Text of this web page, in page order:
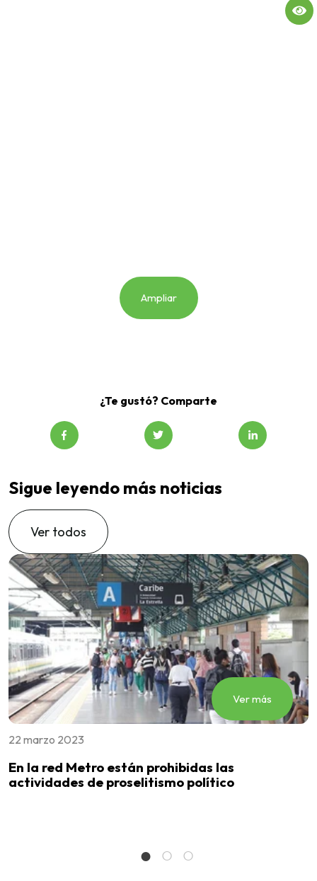
Ampliar
¿Te gustó? Comparte
Sigue leyendo más noticias
Ver todos
Ver más
22 marzo 2023
En la red Metro están prohibidas las
actividades de proselitismo político